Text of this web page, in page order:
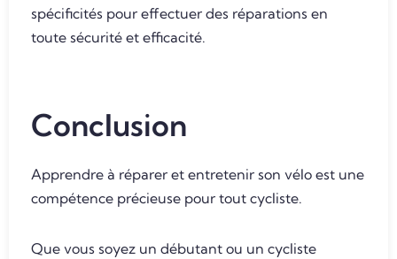
spécificités pour effectuer des réparations en
toute sécurité et efficacité.
Conclusion
Apprendre à réparer et entretenir son vélo est une
compétence précieuse pour tout cycliste.
Que vous soyez un débutant ou un cycliste